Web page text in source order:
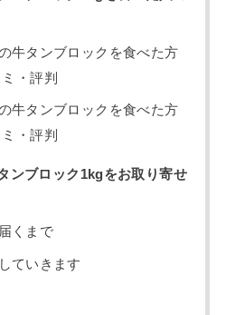
牛タンブロックを食べた方
・評判
牛タンブロックを食べた方
・評判
ンブロック1kgをお取り寄せ
くまで
ていきます